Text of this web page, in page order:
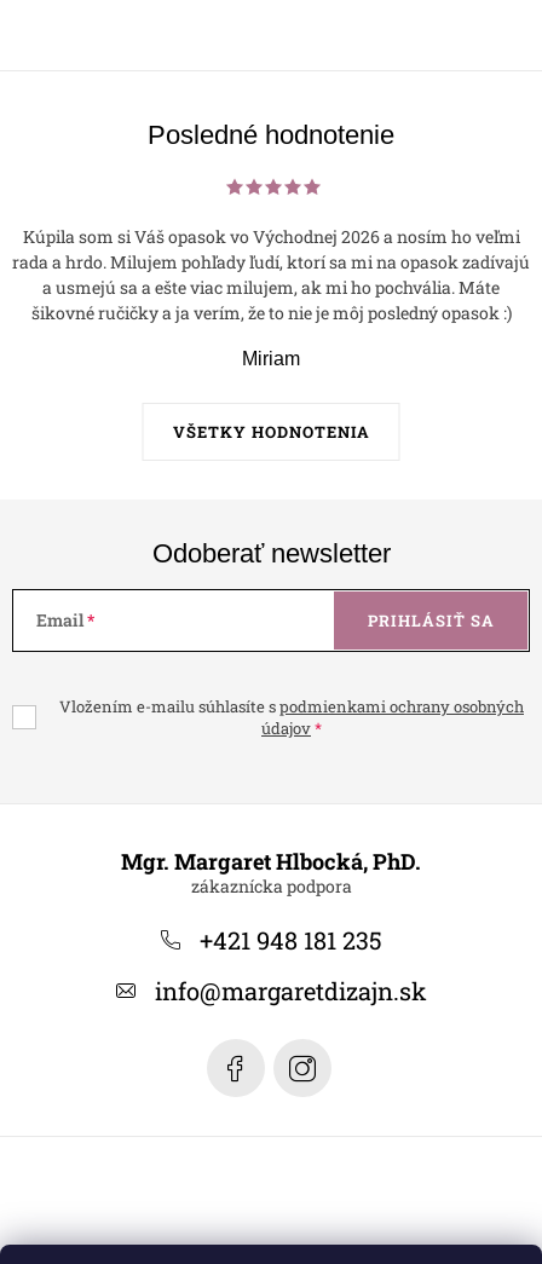
Posledné hodnotenie
VŠETKY HODNOTENIA
Kúpila som si Váš opasok vo Východnej 2026 a nosím ho veľmi
rada a hrdo. Milujem pohľady ľudí, ktorí sa mi na opasok zadívajú
a usmejú sa a ešte viac milujem, ak mi ho pochvália. Máte
šikovné ručičky a ja verím, že to nie je môj posledný opasok :)
Miriam
Odoberať newsletter
Email
Vložením e-mailu súhlasíte spodmienkami ochrany osobných
údajov
PRIHLÁSIŤ SA
Mgr. Margaret Hlbocká, PhD.
+421 948 181 235
info@margaretdizajn.sk